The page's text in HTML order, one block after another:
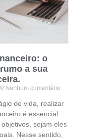
o
a sua
Nenhum comentário
de vida, realizar
é essencial
sejam eles
Nesse sentido,